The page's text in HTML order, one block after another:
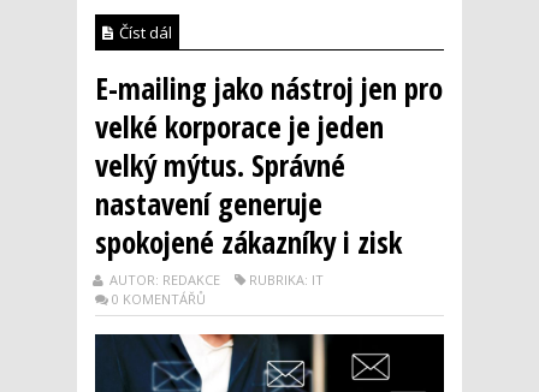
Číst dál
E-mailing jako nástroj jen pro
velké korporace je jeden
velký mýtus. Správné
nastavení generuje
spokojené zákazníky i zisk
AUTOR: REDAKCE
RUBRIKA: IT
0 KOMENTÁŘŮ